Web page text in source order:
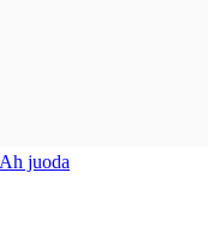
juoda